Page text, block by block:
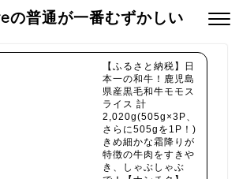
の普通が一番むずかしい
【ふるさと納税】日
本一の和牛！鹿児島
県産黒毛和牛モモス
ライス 計
2,020g(505g×3P、
さらに505gを1P！)
きめ細かな霜降りが
特徴の牛肉をすきや
き、しゃぶしゃぶ